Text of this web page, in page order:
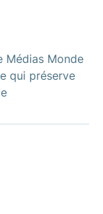
Médias Monde
qui préserve